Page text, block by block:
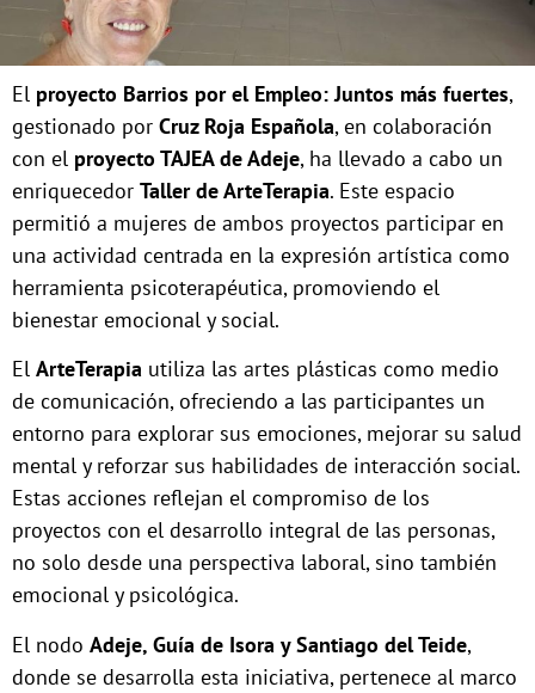
El proyecto Barrios por el Empleo: Juntos más fuertes,
gestionado por Cruz Roja Española, en colaboración
con el proyecto TAJEA de Adeje, ha llevado a cabo un
enriquecedor Taller de ArteTerapia. Este espacio
permitió a mujeres de ambos proyectos participar en
una actividad centrada en la expresión artística como
herramienta psicoterapéutica, promoviendo el
bienestar emocional y social.
El ArteTerapia utiliza las artes plásticas como medio
de comunicación, ofreciendo a las participantes un
entorno para explorar sus emociones, mejorar su salud
mental y reforzar sus habilidades de interacción social.
Estas acciones reflejan el compromiso de los
proyectos con el desarrollo integral de las personas,
no solo desde una perspectiva laboral, sino también
emocional y psicológica.
El nodo Adeje, Guía de Isora y Santiago del Teide,
donde se desarrolla esta iniciativa, pertenece al marco